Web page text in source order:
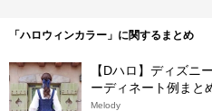
「ハロウィンカラー」に関するまとめ
【Dハロ】ディズニ
ーディネート例まと
Melody